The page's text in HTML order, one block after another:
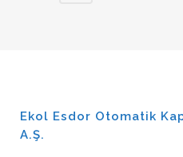
Ekol Esdor Otomatik
A.Ş.